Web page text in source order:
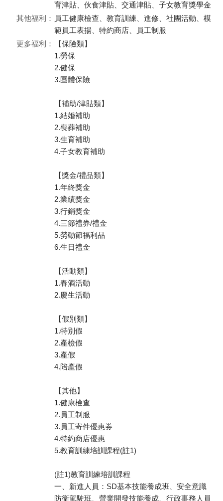
育津貼、伙食津貼、交通津貼、子女教育獎學金
其他福利： 員工健康檢查、教育訓練、進修、社團活動、模
範員工表揚、特約商店、員工制服
更多福利：
【保險類】
1.勞保
2.健保
3.團體保險
【補助/津貼類】
1.結婚補助
2.喪葬補助
3.生育補助
4.子女教育補助
【獎金/禮品類】
1.年終獎金
2.業績獎金
3.行銷獎金
4.三節禮券/禮金
5.勞動節福利品
6.生日禮金
【活動類】
1.春酒活動
2.慶生活動
【假別類】
1.特別假
2.產檢假
3.產假
4.陪產假
【其他】
1.健康檢查
2.員工制服
3.員工寄件優惠券
4.特約商店優惠
5.教育訓練培訓課程(註1)
(註1)教育訓練培訓課程
一、新進人員：SD基本技能養成班、安全意識
防衛駕駛班、營業開發技能養成、行政事務人員